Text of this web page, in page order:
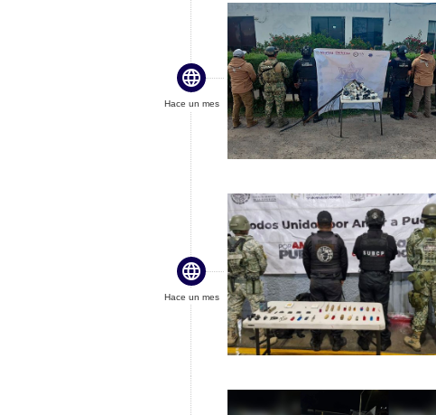

Hace un mes

Hace un mes